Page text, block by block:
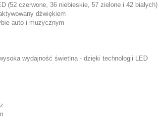
(52 czerwone, 36 niebieskie, 57 zielone i 42 białych)
dźwiękiem
auto i muzycznym
wydajność świetlna - dzięki technologii LED